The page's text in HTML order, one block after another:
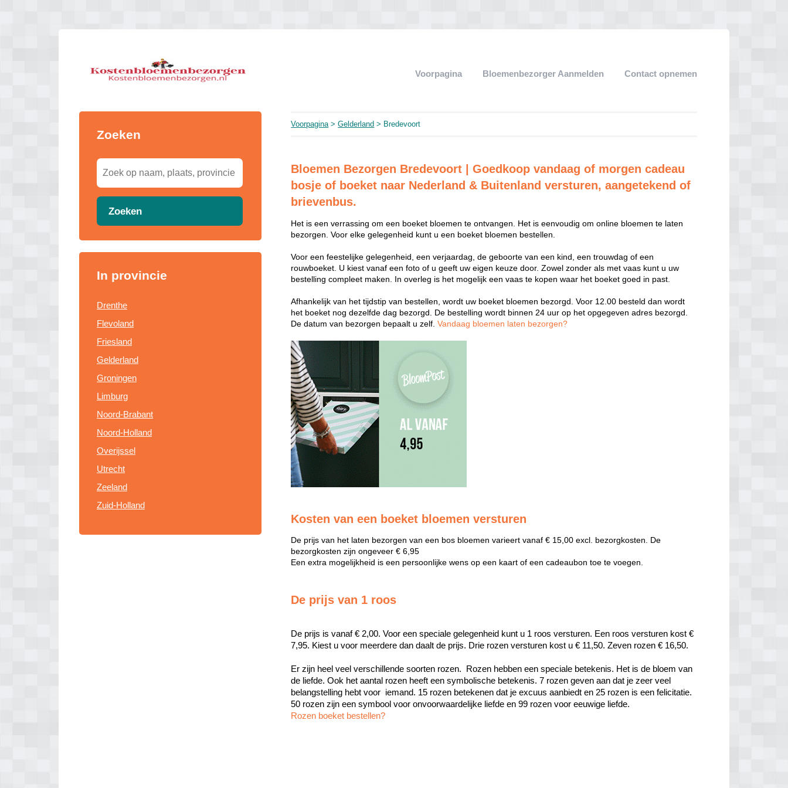
Voorpagina Bloemenbezorger Aanmelden Contact opnemen
Zoeken
Zoeken
In provincie
Drenthe
Flevoland
Friesland
Gelderland
Groningen
Limburg
Noord-Brabant
Noord-Holland
Overijssel
Utrecht
Zeeland
Zuid-Holland
Voorpagina>Gelderland > Bredevoort
Bloemen Bezorgen Bredevoort | Goedkoop vandaag of morgen cadeau
bosje of boeket naar Nederland & Buitenland versturen, aangetekend of
brievenbus.
Het is een verrassing om een boeket bloemen te ontvangen. Het is eenvoudig om online bloemen te laten
bezorgen. Voor elke gelegenheid kunt u een boeket bloemen bestellen.
Voor een feestelijke gelegenheid, een verjaardag, de geboorte van een kind, een trouwdag of een
rouwboeket. U kiest vanaf een foto of u geeft uw eigen keuze door. Zowel zonder als met vaas kunt u uw
bestelling compleet maken. In overleg is het mogelijk een vaas te kopen waar het boeket goed in past.
Afhankelijk van het tijdstip van bestellen, wordt uw boeket bloemen bezorgd. Voor 12.00 besteld dan wordt
het boeket nog dezelfde dag bezorgd. De bestelling wordt binnen 24 uur op het opgegeven adres bezorgd.
De datum van bezorgen bepaalt u zelf.Vandaag bloemen laten bezorgen?
Kosten van een boeket bloemen versturen
De prijs van het laten bezorgen van een bos bloemen varieert vanaf € 15,00 excl. bezorgkosten. De
bezorgkosten zijn ongeveer € 6,95
Een extra mogelijkheid is een persoonlijke wens op een kaart of een cadeaubon toe te voegen.
De prijs van 1 roos
De prijs is vanaf € 2,00. Voor een speciale gelegenheid kunt u 1 roos versturen. Een roos versturen kost €
7,95. Kiest u voor meerdere dan daalt de prijs. Drie rozen versturen kost u € 11,50. Zeven rozen € 16,50.
Er zijn heel veel verschillende soorten rozen.  Rozen hebben een speciale betekenis. Het is de bloem van
de liefde. Ook het aantal rozen heeft een symbolische betekenis. 7 rozen geven aan dat je zeer veel
belangstelling hebt voor  iemand. 15 rozen betekenen dat je excuus aanbiedt en 25 rozen is een felicitatie.
Rozen boeket bestellen?